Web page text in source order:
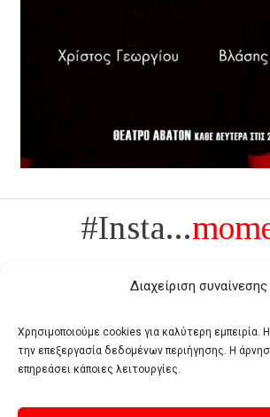
Διαχείριση συναίνεσης
Χρησιμοποιούμε cookies για καλύτερη εμπειρία.
την επεξεργασία δεδομένων περιήγησης. Η
επηρεάσει κάποιες λειτουργίες.
#Insta...
Πολυτέλεια δεν είναι το αντίθετο της ανέχειας,